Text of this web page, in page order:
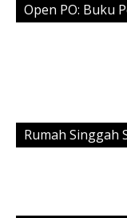
Open PO: Buku
Rumah Singgah